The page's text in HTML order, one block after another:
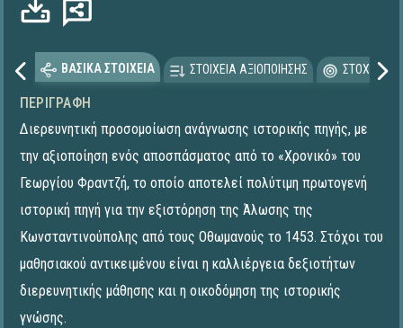
ΒΑΣΙΚΑ ΣΤΟΙΧΕΙΑ ΣΤΟΙΧΕΙΑ ΑΞΙΟΠΟΙΗΣΗΣ
ΠΕΡΙΓΡΑΦΉ
Διερευνητική προσομοίωση ανάγνωσης ιστορικής πηγής, με
την αξιοποίηση ενός αποσπάσματος από το «Χρονικό» του
Γεωργίου Φραντζή, το οποίο αποτελεί πολύτιμη πρωτογενή
ιστορική πηγή για την εξιστόρηση της Άλωσης της
Κωνσταντινούπολης από τους Οθωμανούς το 1453. Στόχοι του
μαθησιακού αντικειμένου είναι η καλλιέργεια δεξιοτήτων
διερευνητικής μάθησης και η οικοδόμηση της ιστορικής
γνώσης.